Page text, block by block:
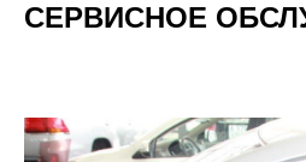
СЕРВИСНОЕ